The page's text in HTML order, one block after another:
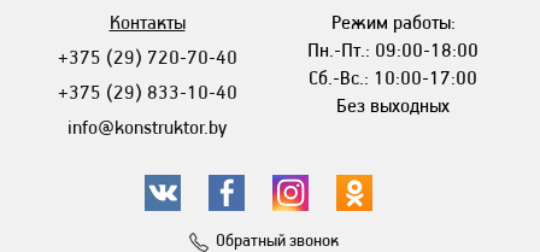
Контакты
+375 (29) 720-70-40
+375 (29) 833-10-40
info@konstruktor.by
Режим работы:
Пн.-Пт.: 09:00-18:00
Сб.-Вс.: 10:00-17:00
Без выходных
Обратный звонок